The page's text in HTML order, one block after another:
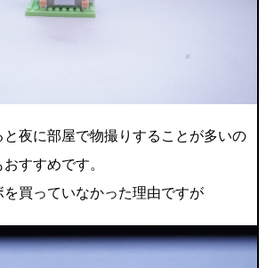
夜に部屋で物撮りすることが多いの
すすめです。
買っていなかった理由ですが